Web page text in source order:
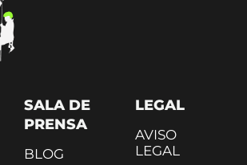
SALA DE
PRENSA
BLOG
LEGAL
AVISO
LEGAL